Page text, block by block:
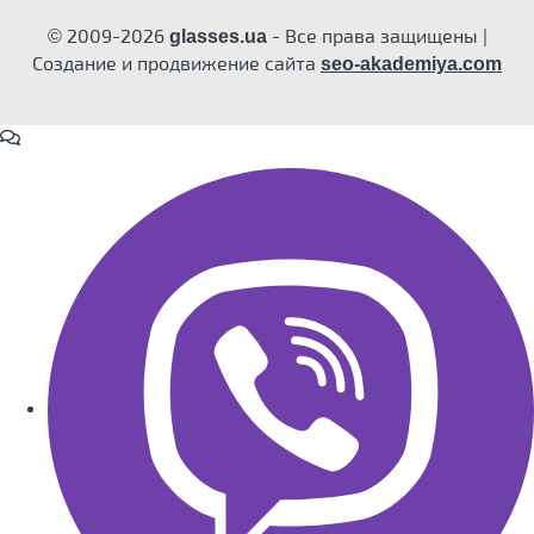
© 2009-2026glasses.ua- Все права защищены |
Создание и продвижение сайта seo-akademiya.com